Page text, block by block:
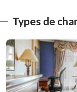
Types de